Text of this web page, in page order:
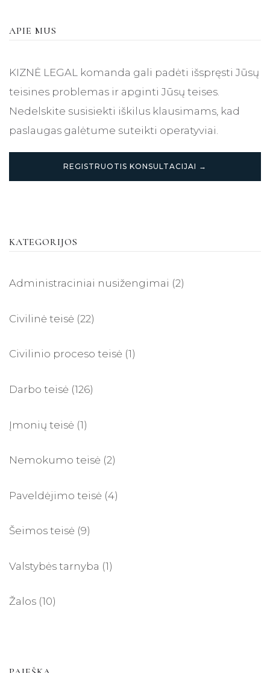
APIE MUS
KIZNĖ LEGAL komanda gali padėti išspręsti Jūsų
teisines problemas ir apginti Jūsų teises.
Nedelskite susisiekti iškilus klausimams, kad
paslaugas galėtume suteikti operatyviai.
REGISTRUOTIS KONSULTACIJAI →
KATEGORIJOS
Administraciniai nusižengimai (2)
Civilinė teisė (22)
Civilinio proceso teisė (1)
Darbo teisė (126)
Įmonių teisė (1)
Nemokumo teisė (2)
Paveldėjimo teisė (4)
Šeimos teisė (9)
Valstybės tarnyba (1)
Žalos (10)